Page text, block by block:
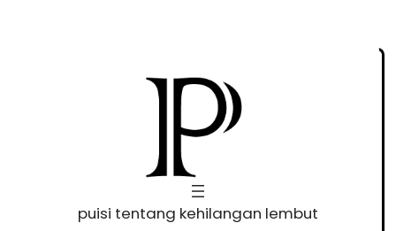
puisi tentang kehilangan lembut